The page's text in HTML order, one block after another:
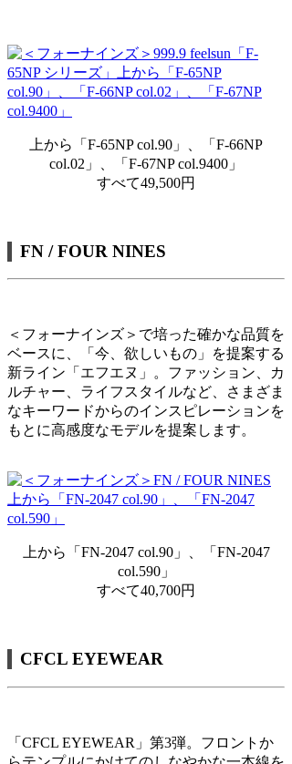
上から「F-65NP col.90」、「F-66NP
col.02」、「F-67NP col.9400」
すべて49,500円
FN / FOUR NINES
＜フォーナインズ＞で培った確かな品質を
ベースに、「今、欲しいもの」を提案する
新ライン「エフエヌ」。ファッション、カ
ルチャー、ライフスタイルなど、さまざま
なキーワードからのインスピレーションを
もとに高感度なモデルを提案します。
上から「FN-2047 col.90」、「FN-2047
col.590」
すべて40,700円
CFCL EYEWEAR
「CFCL EYEWEAR」第3弾。フロントか